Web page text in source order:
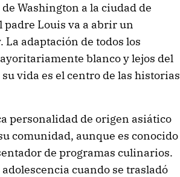
Washington a la ciudad de
padre Louis va a abrir un
adaptación de todos los
blanco y lejos del
vida es el centro de las historias
personalidad de origen asiático
comunidad, aunque es conocido
de programas culinarios.
cuando se trasladó